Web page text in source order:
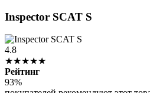
Inspector SCAT S
4.8
★★★★★
Рейтинг
93%